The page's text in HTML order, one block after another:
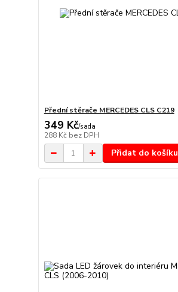
Přední stěrače MERCEDES CLS C219
349 Kč/sada
288 Kč bez DPH
Přidat do košíku